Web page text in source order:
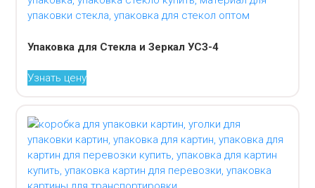
Упаковка для Стекла и Зеркал УСЗ-4
Узнать цену